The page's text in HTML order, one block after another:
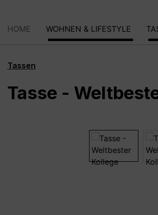
HOME WOHNEN & LIFESTYLE
Tassen
Tasse -
Bildergalerie überspringen